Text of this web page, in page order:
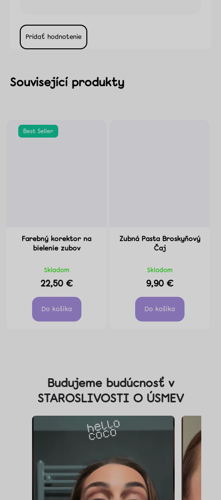
Best Seller
Farebný korektor na
bielenie zubov
Skladom
22,50 €
Do košíka
Zubná Pasta Broskyňový
Čaj
Skladom
9,90 €
Do košíka
Pridať hodnotenie
Budujeme budúcnosť v
STAROSLIVOSTI O ÚSMEV